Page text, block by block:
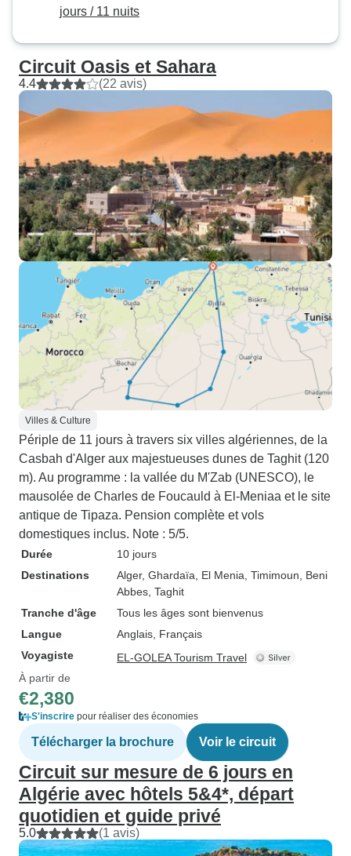
jours / 11 nuits
Circuit Oasis et Sahara
4.4 (22 avis)
Villes & Culture
Périple de 11 jours à travers six villes algériennes, de la
Casbah d'Alger aux majestueuses dunes de Taghit (120
m). Au programme : la vallée du M'Zab (UNESCO), le
mausolée de Charles de Foucauld à El-Meniaa et le site
antique de Tipaza. Pension complète et vols
domestiques inclus. Note : 5/5.
Durée
10 jours
Destinations
Alger, Ghardaïa , El Menia , Timimoun , Beni
Abbes , Taghit
Tranche d'âge
Tous les âges sont bienvenus
Langue
Anglais, Français
Voyagiste
EL-GOLEA Tourism Travel
À partir de
€2,380
S'inscrire pour réaliser des économies
Télécharger la brochure Voir le circuit
Circuit sur mesure de 6 jours en
Algérie avec hôtels 5&4*, départ
quotidien et guide privé
5.0 (1 avis)